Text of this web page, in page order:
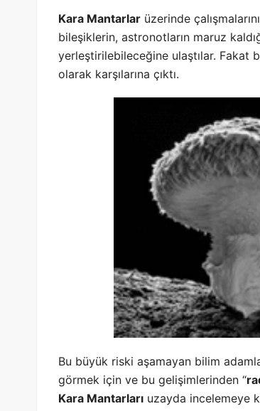
Kara Mantarlar üzerinde
bileşiklerin, astronotların maruz
yerleştirilebileceğine ulaştılar. Fakat
olarak karşılarına çıktı.
Bu büyük riski aşamayan bilim
görmek için ve bu gelişimlerinden “
Kara Mantarları uzayda incelemeye